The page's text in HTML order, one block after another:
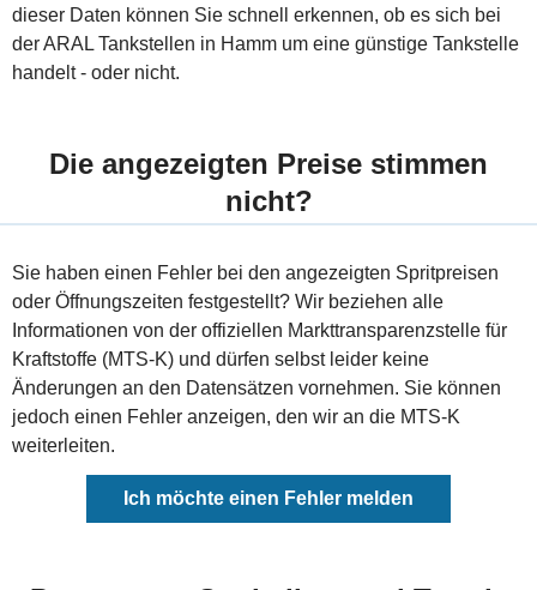
dieser Daten können Sie schnell erkennen, ob es sich bei
der ARAL Tankstellen in Hamm um eine günstige Tankstelle
handelt - oder nicht.
Die angezeigten Preise stimmen
nicht?
Sie haben einen Fehler bei den angezeigten Spritpreisen
oder Öffnungszeiten festgestellt? Wir beziehen alle
Informationen von der offiziellen Markttransparenzstelle für
Kraftstoffe (MTS-K) und dürfen selbst leider keine
Änderungen an den Datensätzen vornehmen. Sie können
jedoch einen Fehler anzeigen, den wir an die MTS-K
weiterleiten.
Ich möchte einen Fehler melden